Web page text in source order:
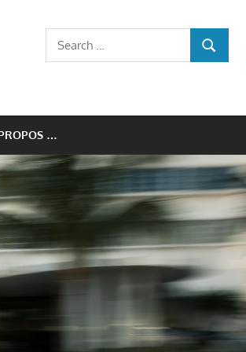
Search
for:
SEARCH
…